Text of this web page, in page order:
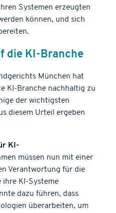
Systemen erzeugten
können, und sich
die KI-Branche
München hat
KI-Branche nachhaltig zu
der wichtigsten
diesem Urteil ergeben
KI-
müssen nun mit einer
Verantwortung für die
ihre KI-Systeme
dazu führen, dass
überarbeiten, um